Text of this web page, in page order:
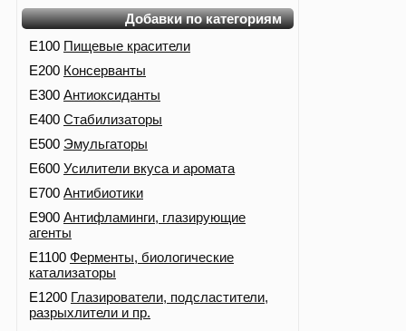
Добавки по категориям
E100 Пищевые красители
E200 Консерванты
E300 Антиоксиданты
E400 Стабилизаторы
E500 Эмульгаторы
E600 Усилители вкуса и аромата
E700 Антибиотики
E900 Антифламинги, глазирующие
агенты
E1100 Ферменты, биологические
катализаторы
E1200 Глазирователи, подсластители,
разрыхлители и пр.